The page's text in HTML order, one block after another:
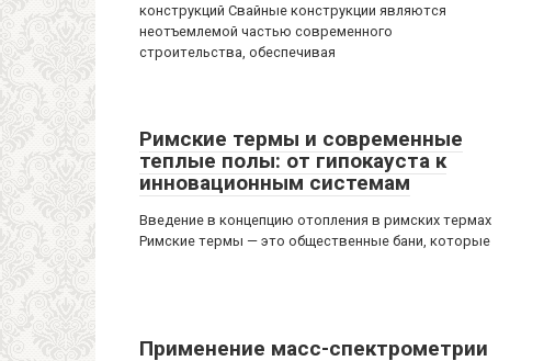
конструкций Свайные конструкции являются
неотъемлемой частью современного
строительства, обеспечивая
Римские термы и современные
теплые полы: от гипокауста к
инновационным системам
Введение в концепцию отопления в римских термах
Римские термы — это общественные бани, которые
Применение масс-спектрометрии